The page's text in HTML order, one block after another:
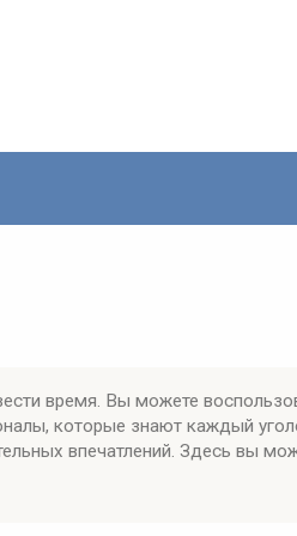
время. Вы можете
которые знают каждый
впечатлений. Здесь вы